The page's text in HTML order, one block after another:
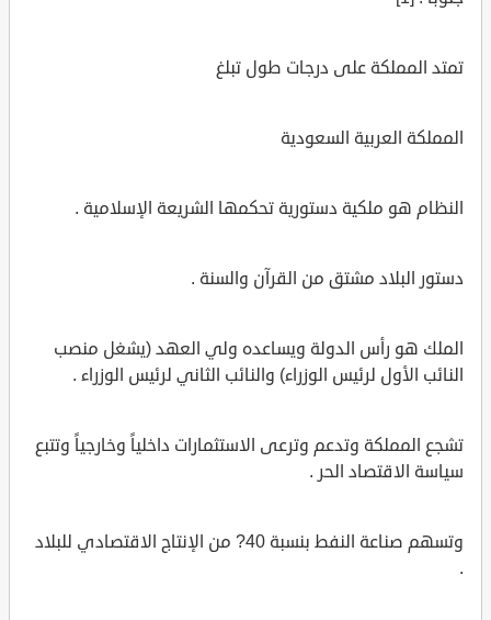
تمتد المملكة على درجات طول تبلغ
المملكة العربية السعودية
النظام هو ملكية دستورية تحكمها الشريعة الإسلامية .
دستور البلاد مشتق من القرآن والسنة .
الملك هو رأس الدولة ويساعده ولي العهد (يشغل منصب
النائب الأول لرئيس الوزراء) والنائب الثاني لرئيس الوزراء .
تشجع المملكة وتدعم وترعى الاستثمارات داخلياً وخارجياً وتتبع
سياسة الاقتصاد الحر .
وتسهم صناعة النفط بنسبة 40? من الإنتاج الاقتصادي للبلاد
.